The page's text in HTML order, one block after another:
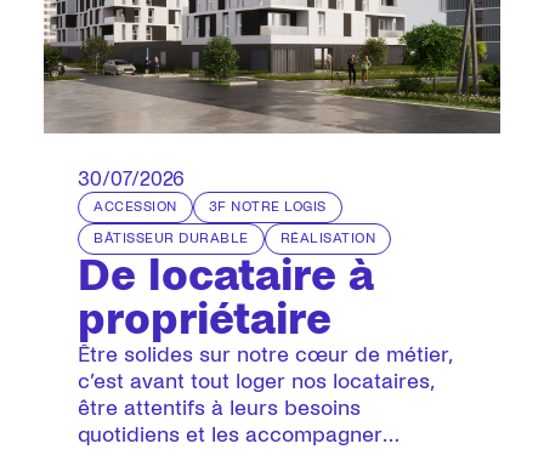
30/07/2026
ACCESSION
3F NOTRE LOGIS
BÂTISSEUR DURABLE
RÉALISATION
De locataire à
propriétaire
Être solides sur notre cœur de métier,
c’est avant tout loger nos locataires,
être attentifs à leurs besoins
quotidiens et les accompagner